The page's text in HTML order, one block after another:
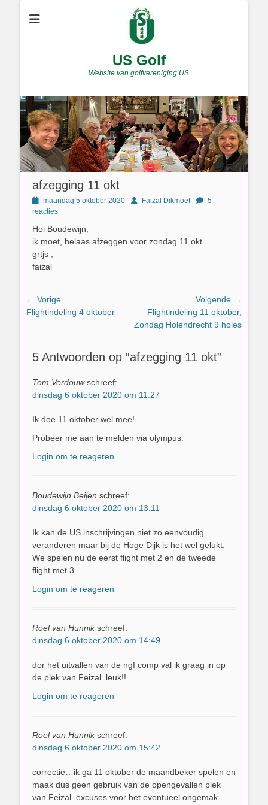
US Golf
Website van golfvereniging US
afzegging 11 okt
Geplaatst
op
maandag 5 oktober 2020 AuthorFaizal Dikmoet
5
reacties
Hoi Boudewijn,
ik moet, helaas afzeggen voor zondag 11 okt.
grtjs ,
faizal
Bericht
navigatie
← Vorige
Vorig
Flightindeling 4 oktober
Volgende →
Volgend
bericht:
Flightindeling 11 oktober,
Zondag Holendrecht 9 holes
5 Antwoorden op “afzegging 11 okt”
Tom Verdouw schreef:
dinsdag 6 oktober 2020 om 11:27
Ik doe 11 oktober wel mee!
Probeer me aan te melden via olympus.
Login om te reageren
Boudewijn Beijen schreef:
dinsdag 6 oktober 2020 om 13:11
Ik kan de US inschrijvingen niet zo eenvoudig
veranderen maar bij de Hoge Dijk is het wel gelukt.
We spelen nu de eerst flight met 2 en de tweede
flight met 3
Login om te reageren
Roel van Hunnik schreef:
dinsdag 6 oktober 2020 om 14:49
dor het uitvallen van de ngf comp val ik graag in op
de plek van Feizal. leuk!!
Login om te reageren
Roel van Hunnik schreef:
dinsdag 6 oktober 2020 om 15:42
correctie…ik ga 11 oktober de maandbeker spelen en
maak dus geen gebruik van de opengevallen plek
van Feizal. excuses voor het eventueel ongemak.